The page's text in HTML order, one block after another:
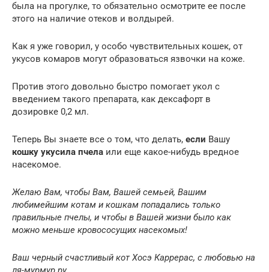
была на прогулке, то обязательно осмотрите ее после
этого на наличие отеков и волдырей.
Как я уже говорил, у особо чувствительных кошек, от
укусов комаров могут образоваться язвочки на коже.
Против этого довольно быстро помогает укол с
введением такого препарата, как дексафорт в
дозировке 0,2 мл.
Теперь Вы знаете все о том, что делать, если Вашу
кошку укусила пчела или еще какое-нибудь вредное
насекомое.
Желаю Вам, чтобы Вам, Вашей семьей, Вашим
любимейшим котам и кошкам попадались только
правильные пчелы, и чтобы в Вашей жизни было как
можно меньше кровососущих насекомых!
Ваш черный счастливый кот Хосэ Каррерас, с любовью на